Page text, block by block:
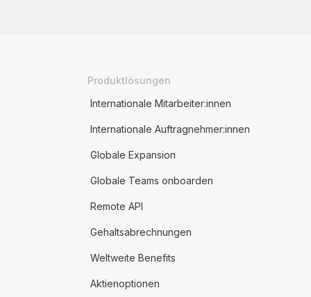
Produktlösungen
Internationale Mitarbeiter:innen
Internationale Auftragnehmer:innen
Globale Expansion
Globale Teams onboarden
Remote API
Gehaltsabrechnungen
Weltweite Benefits
Aktienoptionen